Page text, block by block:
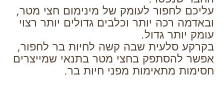
עליכם לחפור לעומק של מינימום חצי מטר,
ובאדמה רכה יותר וכלבים גדולים יותר רצוי
עומק יותר גדול.
בקרקע סלעית שבה קשה לחיות בר לחפור,
אפשר להסתפק בחצי מטר בתנאי שמייצרים
חסימות מתאימות מפני חיות בר.